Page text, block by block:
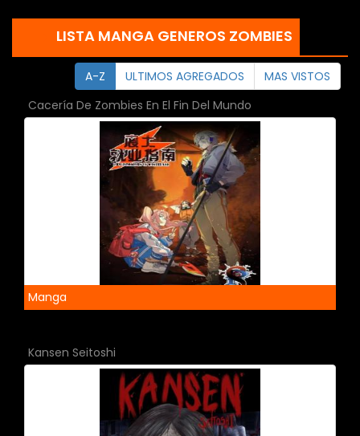
LISTA MANGA GENEROS ZOMBIES
A-Z ULTIMOS AGREGADOS
MAS VISTOS
Cacería De Zombies En El Fin Del Mundo
Manga
Kansen Seitoshi